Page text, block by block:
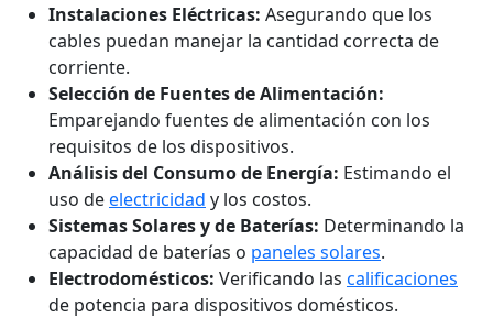
Instalaciones Eléctricas: Asegurando que los
cables puedan manejar la cantidad correcta de
corriente.
Selección de Fuentes de Alimentación:
Emparejando fuentes de alimentación con los
requisitos de los dispositivos.
Análisis del Consumo de Energía: Estimando el
uso deelectricidad y los costos.
Sistemas Solares y de Baterías: Determinando la
capacidad de baterías o paneles solares.
Electrodomésticos: Verificando las calificaciones
de potencia para dispositivos domésticos.